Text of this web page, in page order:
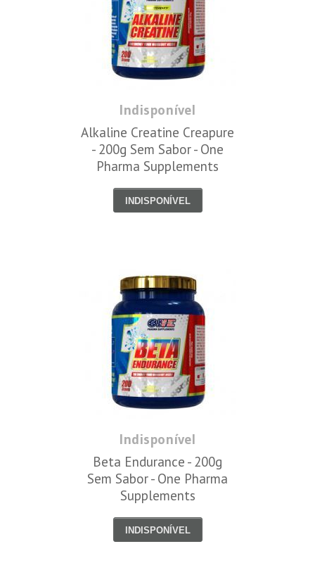
Indisponível
Alkaline Creatine Creapure
- 200g Sem Sabor - One
Pharma Supplements
INDISPONÍVEL
Indisponível
Beta Endurance - 200g
Sem Sabor - One Pharma
Supplements
INDISPONÍVEL